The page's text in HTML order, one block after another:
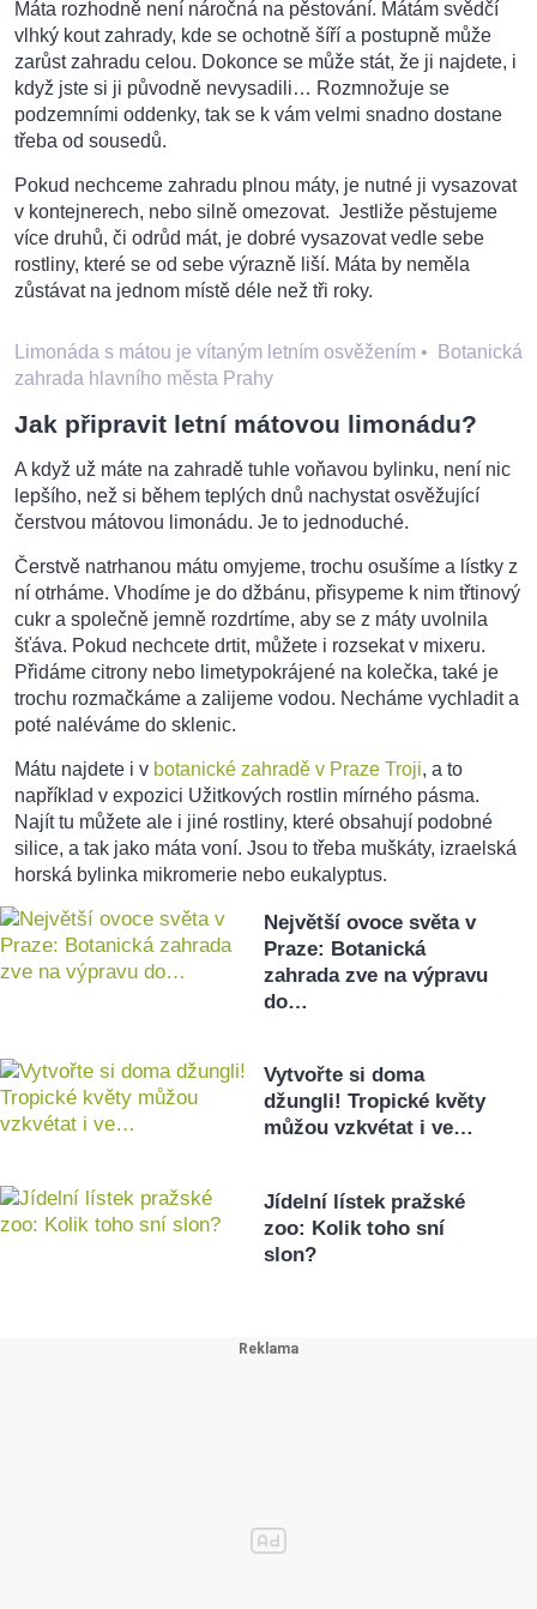
Máta rozhodně není náročná na pěstování. Mátám svědčí
vlhký kout zahrady, kde se ochotně šíří a postupně může
zarůst zahradu celou. Dokonce se může stát, že ji najdete, i
když jste si ji původně nevysadili… Rozmnožuje se
podzemními oddenky, tak se k vám velmi snadno dostane
třeba od sousedů.
Pokud nechceme zahradu plnou máty, je nutné ji vysazovat
v kontejnerech, nebo silně omezovat. Jestliže pěstujeme
více druhů, či odrůd mát, je dobré vysazovat vedle sebe
rostliny, které se od sebe výrazně liší. Máta by neměla
zůstávat na jednom místě déle než tři roky.
Limonáda s mátou je vítaným letním osvěžením •
Botanická
zahrada hlavního města Prahy
Jak připravit letní mátovou limonádu?
A když už máte na zahradě tuhle voňavou bylinku, není nic
lepšího, než si během teplých dnů nachystat osvěžující
čerstvou mátovou limonádu. Je to jednoduché.
Čerstvě natrhanou mátu omyjeme, trochu osušíme a lístky z
ní otrháme. Vhodíme je do džbánu, přisypeme k nim třtinový
cukr a společně jemně rozdrtíme, aby se z máty uvolnila
šťáva. Pokud nechcete drtit, můžete i rozsekat v mixeru.
Přidáme citrony nebo limetypokrájené na kolečka, také je
trochu rozmačkáme a zalijeme vodou. Necháme vychladit a
poté naléváme do sklenic.
Mátu najdete i v botanické zahradě v Praze Troji, a to
například v expozici Užitkových rostlin mírného pásma.
Najít tu můžete ale i jiné rostliny, které obsahují podobné
silice, a tak jako máta voní. Jsou to třeba muškáty, izraelská
horská bylinka mikromerie nebo eukalyptus.
Největší ovoce světa v
Praze: Botanická
zahrada zve na výpravu
do…
Vytvořte si doma
džungli! Tropické květy
můžou vzkvétat i ve…
Jídelní lístek pražské
zoo: Kolik toho sní
slon?